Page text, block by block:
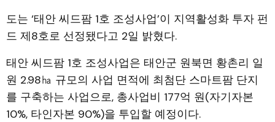
도는 ‘태안 씨드팜 1호 조성사업’이 지역활성화 투자 펀
드 제8호로 선정됐다고 2일 밝혔다.
태안 씨드팜 1호 조성사업은 태안군 원북면 황촌리 일
원 2.98㏊ 규모의 사업 면적에 최첨단 스마트팜 단지
를 구축하는 사업으로, 총사업비 177억 원(자기자본
10%, 타인자본 90%)을 투입할 예정이다.